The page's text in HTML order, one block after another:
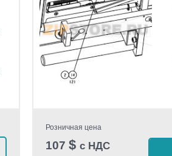
Розничная цена
107 $ с НДС